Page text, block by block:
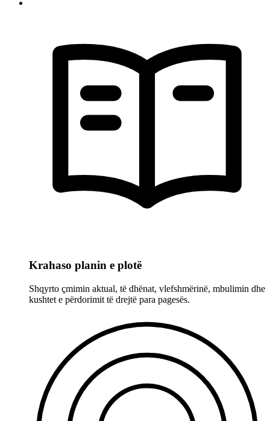
Krahaso planin e plotë
Shqyrto çmimin aktual, të dhënat, vlefshmërinë, mbulimin dhe
kushtet e përdorimit të drejtë para pagesës.